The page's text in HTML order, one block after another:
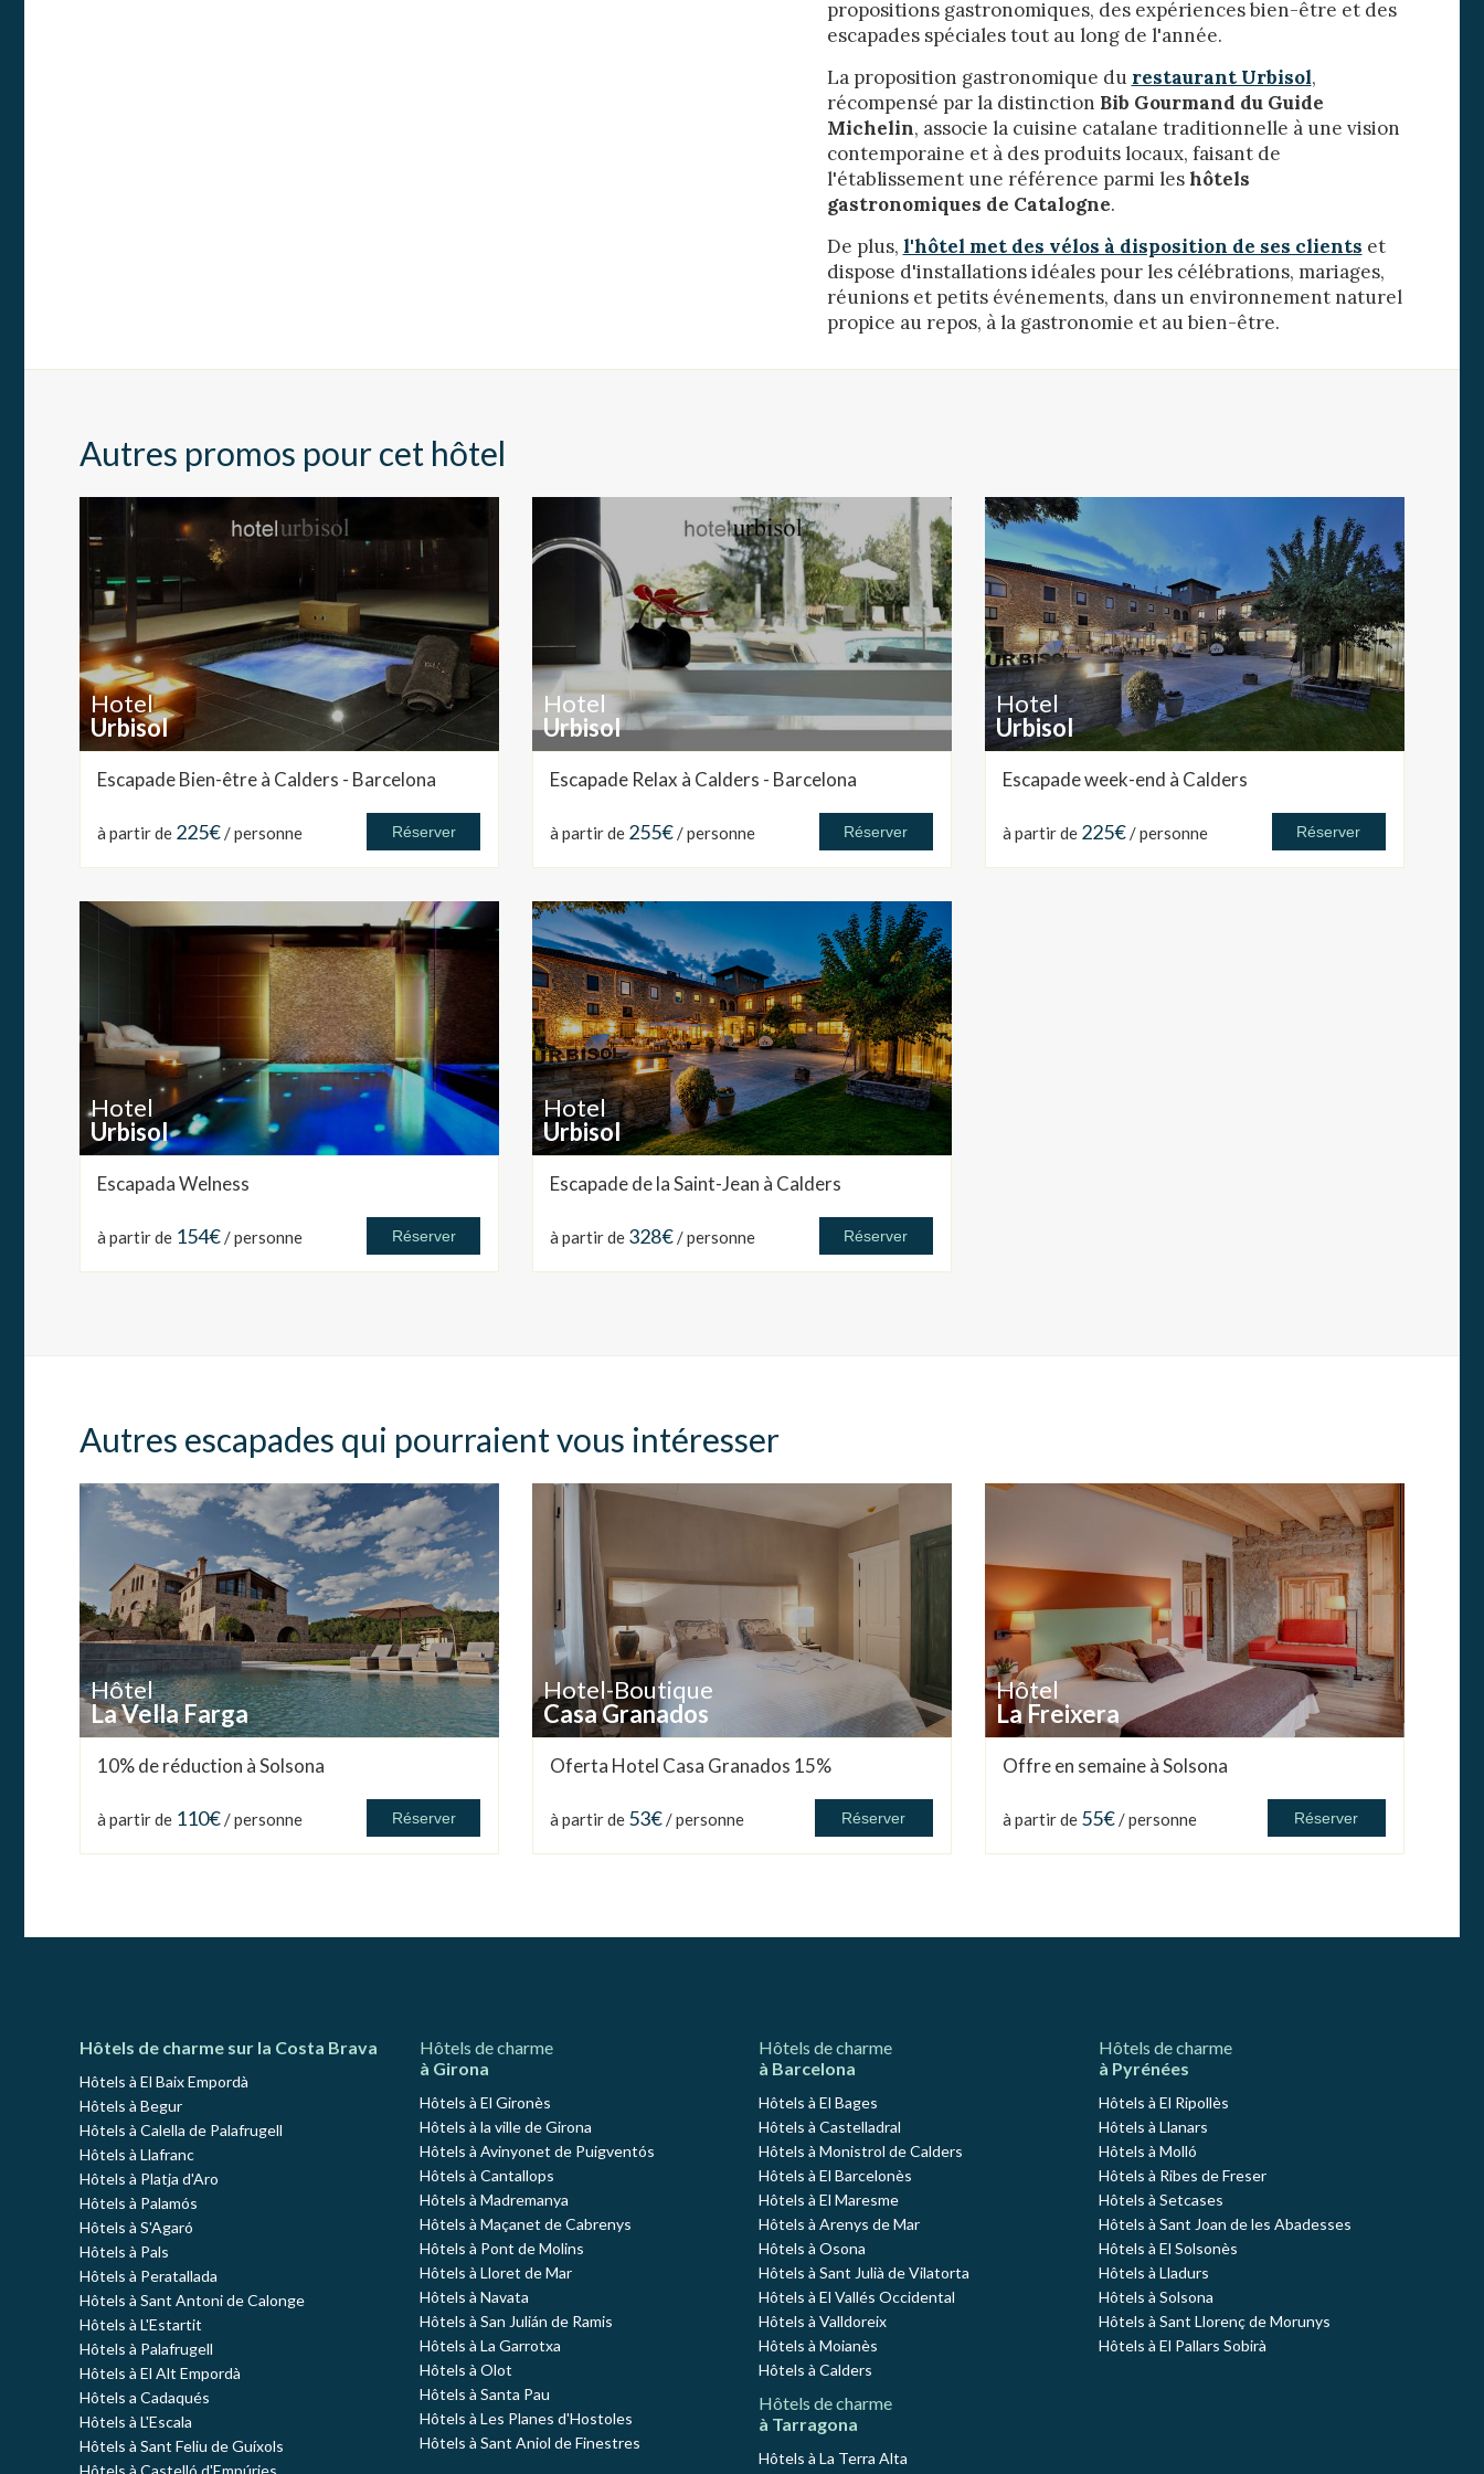
propositions gastronomiques, des expériences bien-être et des
escapades spéciales tout au long de l'année.
La proposition gastronomique du restaurant Urbisol,
récompensé par la distinction Bib Gourmand du Guide
Michelin, associe la cuisine catalane traditionnelle à une vision
contemporaine et à des produits locaux, faisant de
l'établissement une référence parmi les hôtels
gastronomiques de Catalogne.
De plus, l'hôtel met des vélos à disposition de ses clients et
dispose d'installations idéales pour les célébrations, mariages,
réunions et petits événements, dans un environnement naturel
propice au repos, à la gastronomie et au bien-être.
Autres promos pour cet hôtel
Hotel
Urbisol
Escapade Bien-être à Calders - Barcelona
à partir de 225€/ personne Réserver
Hotel
Urbisol
Escapade Relax à Calders - Barcelona
à partir de 255€/ personne Réserver
Hotel
Urbisol
Escapade week-end à Calders
à partir de 225€/ personne Réserver
Hotel
Urbisol
Escapada Welness
à partir de 154€/ personne Réserver
Hotel
Urbisol
Escapade de la Saint-Jean à Calders
à partir de 328€/ personne Réserver
Autres escapades qui pourraient vous intéresser
Hôtel
La Vella Farga
10% de réduction à Solsona
à partir de 110€/ personne Réserver
Hotel-Boutique
Casa Granados
Oferta Hotel Casa Granados 15%
à partir de 53€/ personne Réserver
Hôtel
La Freixera
Offre en semaine à Solsona
à partir de 55€/ personne Réserver
Hôtels de charme sur la Costa Brava
Hôtels à El Baix Empordà
Hôtels à Begur
Hôtels à Calella de Palafrugell
Hôtels à Llafranc
Hôtels à Platja d'Aro
Hôtels à Palamós
Hôtels à S'Agaró
Hôtels à Pals
Hôtels à Peratallada
Hôtels à Sant Antoni de Calonge
Hôtels à L'Estartit
Hôtels à Palafrugell
Hôtels à El Alt Empordà
Hôtels a Cadaqués
Hôtels à L'Escala
Hôtels à Sant Feliu de Guíxols
Hôtels de charme
à Girona
Hôtels à El Gironès
Hôtels à la ville de Girona
Hôtels à Avinyonet de Puigventós
Hôtels à Cantallops
Hôtels à Madremanya
Hôtels à Maçanet de Cabrenys
Hôtels à Pont de Molins
Hôtels à Lloret de Mar
Hôtels à Navata
Hôtels à San Julián de Ramis
Hôtels à La Garrotxa
Hôtels à Olot
Hôtels à Santa Pau
Hôtels à Les Planes d'Hostoles
Hôtels à Sant Aniol de Finestres
Hôtels de charme
à Barcelona
Hôtels à El Bages
Hôtels à Castelladral
Hôtels à Monistrol de Calders
Hôtels à El Barcelonès
Hôtels à El Maresme
Hôtels à Arenys de Mar
Hôtels à Osona
Hôtels à Sant Julià de Vilatorta
Hôtels à El Vallés Occidental
Hôtels à Valldoreix
Hôtels à Moianès
Hôtels à Calders
Hôtels de charme
à Tarragona
Hôtels à La Terra Alta
Hôtels de charme
à Pyrénées
Hôtels à El Ripollès
Hôtels à Llanars
Hôtels à Molló
Hôtels à Ribes de Freser
Hôtels à Setcases
Hôtels à Sant Joan de les Abadesses
Hôtels à El Solsonès
Hôtels à Lladurs
Hôtels à Solsona
Hôtels à Sant Llorenç de Morunys
Hôtels à El Pallars Sobirà